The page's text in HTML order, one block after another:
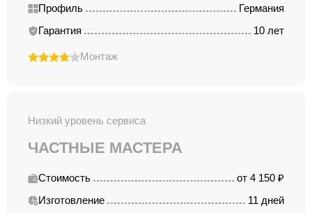
Профиль
Германия
Гарантия
10 лет
Монтаж
Низкий уровень сервиса
ЧАСТНЫЕ МАСТЕРА
Стоимость
от 4 150 ₽
Изготовление
11 дней